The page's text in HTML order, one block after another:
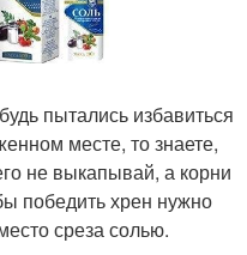
пытались избавиться
месте, то знаете,
не выкапывай, а корни
победить хрен нужно
среза солью.